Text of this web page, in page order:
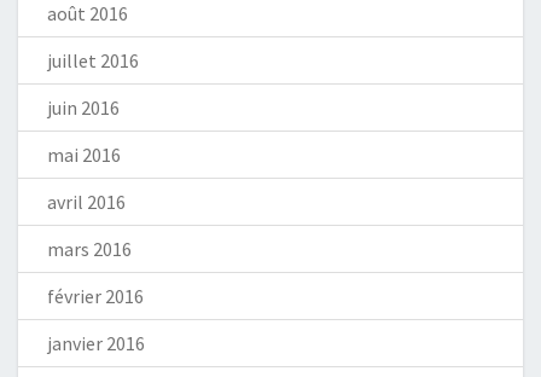
août 2016
juillet 2016
juin 2016
mai 2016
avril 2016
mars 2016
février 2016
janvier 2016